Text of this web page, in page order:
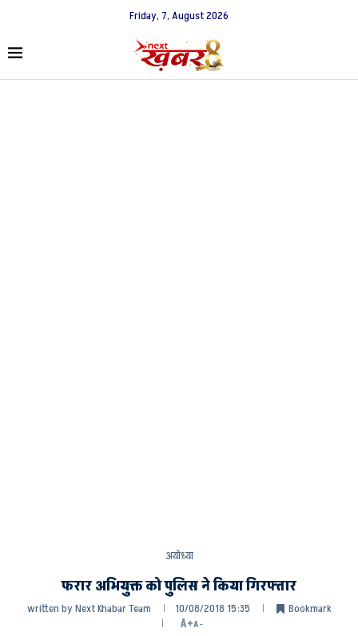
Friday, 7, August 2026
अयोध्या
फरार अभियुक्त को पुलिस ने किया गिरफ्तार
written byNext Khabar Team 10/08/2018 15:35
Bookmark
A+A-